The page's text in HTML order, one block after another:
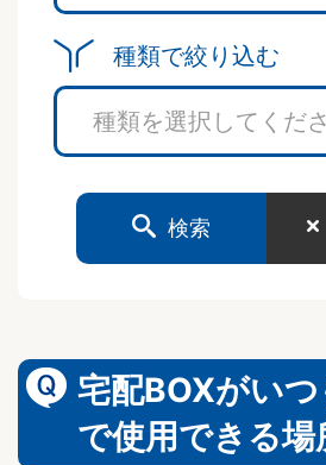
種類で絞り込む
検索
宅配BOXがい
で使用できる場